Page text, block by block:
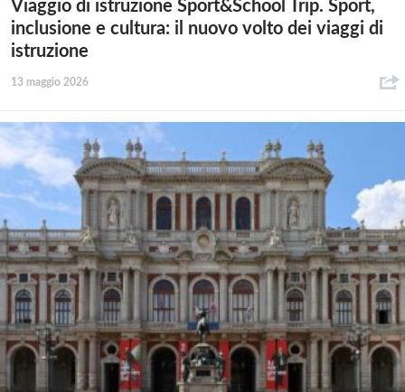
Viaggio di istruzione Sport&School Trip. Sport,
inclusione e cultura: il nuovo volto dei viaggi di
istruzione
13 maggio 2026